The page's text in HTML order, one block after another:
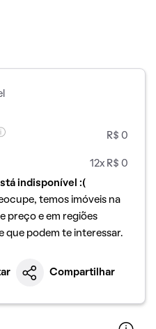
R$ 0
12x R$ 0
indisponível :(
temos imóveis na
preço e em regiões
que podem te interessar.
Compartilhar